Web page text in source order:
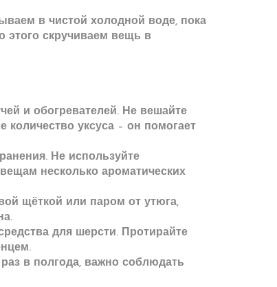
в чистой холодной воде, пока
этого скручиваем вещь в
и обогревателей. Не вешайте
уксуса – он помогает
Не используйте
несколько ароматических
щёткой или паром от утюга,
для шерсти. Протирайте
в полгода, важно соблюдать